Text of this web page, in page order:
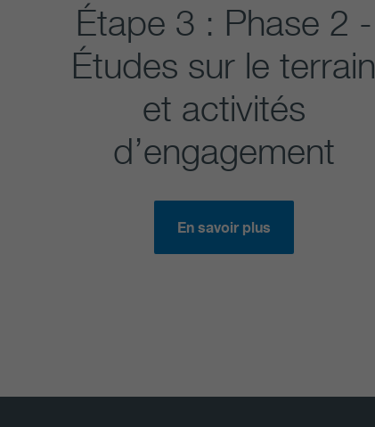
Étape 3 : Phase 2 -
Études sur le terrain
et activités
d’engagement
En savoir plus